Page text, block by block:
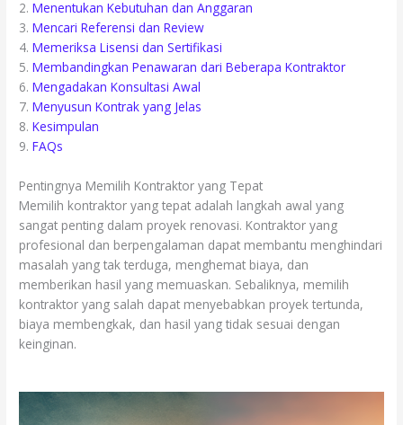
2.Menentukan Kebutuhan dan Anggaran
3.Mencari Referensi dan Review
4.Memeriksa Lisensi dan Sertifikasi
5.Membandingkan Penawaran dari Beberapa Kontraktor
6.Mengadakan Konsultasi Awal
7.Menyusun Kontrak yang Jelas
8.Kesimpulan
9.FAQs
Pentingnya Memilih Kontraktor yang Tepat
Memilih kontraktor yang tepat adalah langkah awal yang
sangat penting dalam proyek renovasi. Kontraktor yang
profesional dan berpengalaman dapat membantu menghindari
masalah yang tak terduga, menghemat biaya, dan
memberikan hasil yang memuaskan. Sebaliknya, memilih
kontraktor yang salah dapat menyebabkan proyek tertunda,
biaya membengkak, dan hasil yang tidak sesuai dengan
keinginan.